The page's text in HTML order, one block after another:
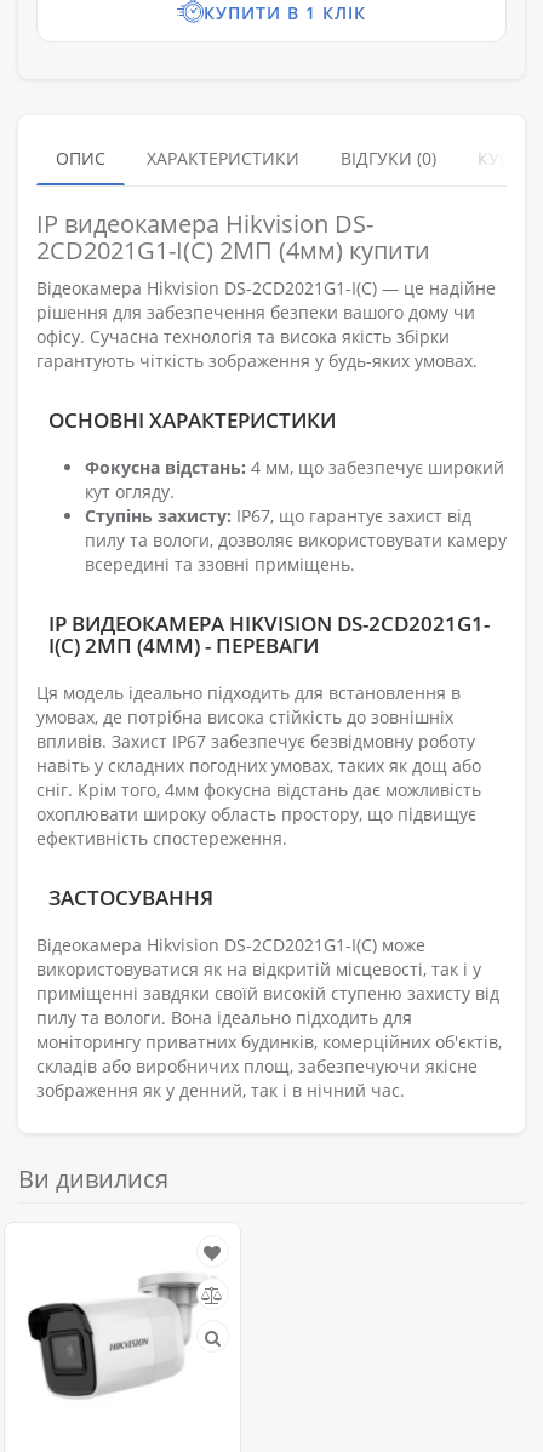
КУПИТИ В 1 КЛІК
ОПИС ХАРАКТЕРИСТИКИ ВІДГУКИ (0)
IP видеокамера Hikvision DS-
2CD2021G1-I(C) 2МП (4мм) купити
Відеокамера Hikvision DS-2CD2021G1-I(C) — це надійне
рішення для забезпечення безпеки вашого дому чи
офісу. Сучасна технологія та висока якість збірки
гарантують чіткість зображення у будь-яких умовах.
ОСНОВНІ ХАРАКТЕРИСТИКИ
Фокусна відстань: 4 мм, що забезпечує широкий
кут огляду.
Ступінь захисту: IP67, що гарантує захист від
пилу та вологи, дозволяє використовувати камеру
всередині та ззовні приміщень.
IP ВИДЕОКАМЕРА HIKVISION DS-2CD2021G1-
I(C) 2МП (4ММ) - ПЕРЕВАГИ
Ця модель ідеально підходить для встановлення в
умовах, де потрібна висока стійкість до зовнішніх
впливів. Захист IP67 забезпечує безвідмовну роботу
навіть у складних погодних умовах, таких як дощ або
сніг. Крім того, 4мм фокусна відстань дає можливість
охоплювати широку область простору, що підвищує
ефективність спостереження.
ЗАСТОСУВАННЯ
Відеокамера Hikvision DS-2CD2021G1-I(C) може
використовуватися як на відкритій місцевості, так і у
приміщенні завдяки своїй високій ступеню захисту від
пилу та вологи. Вона ідеально підходить для
моніторингу приватних будинків, комерційних об'єктів,
складів або виробничих площ, забезпечуючи якісне
зображення як у денний, так і в нічний час.
Ви дивилися